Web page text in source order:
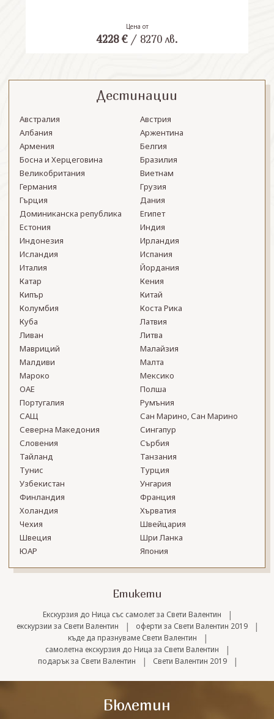
Цена от
4228 €/ 8270 лв.
Дестинации
Австралия
Австрия
Албания
Аржентина
Армения
Белгия
Босна и Херцеговина
Бразилия
Великобритания
Виетнам
Германия
Грузия
Гърция
Дания
Доминиканска република
Египет
Естония
Индия
Индонезия
Ирландия
Исландия
Испания
Италия
Йордания
Катар
Кения
Кипър
Китай
Колумбия
Коста Рика
Куба
Латвия
Ливан
Литва
Мавриций
Малайзия
Малдиви
Малта
Мароко
Мексико
ОАЕ
Полша
Португалия
Румъния
САЩ
Сан Марино, Сан Марино
Северна Македония
Сингапур
Словения
Сърбия
Тайланд
Танзания
Тунис
Турция
Узбекистан
Унгария
Финландия
Франция
Холандия
Хърватия
Чехия
Швейцария
Швеция
Шри Ланка
ЮАР
Япония
Етикети
Екскурзия до Ница със самолет за Свети Валентин |
екскурзии за Свети Валентин | оферти за Свети Валентин 2019 |
къде да празнуваме Свети Валентин |
самолетна екскурзия до Ница за Свети Валентин |
подарък за Свети Валентин | Свети Валентин 2019 |
Бюлетин